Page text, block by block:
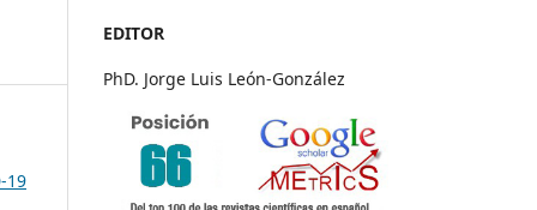
19
EDITOR
PhD. Jorge Luis León-González